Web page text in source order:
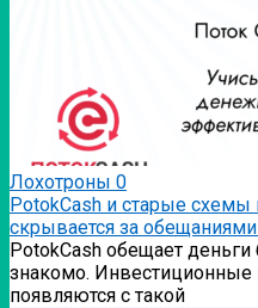
Лохотроны 0
PotokCash и старые
скрывается за
PotokCash обещает
знакомо.
появляются с такой